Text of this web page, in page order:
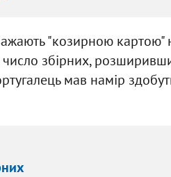
"козирною картою"
число збірних,
мав намір